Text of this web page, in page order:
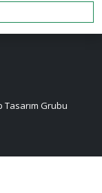
Tasarım Grubu